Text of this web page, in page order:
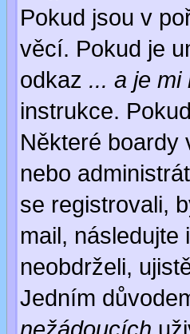
Pokud jsou v
věcí. Pokud je
odkaz ... a je mi
instrukce.
Některé boardy
nebo
se registrovali,
mail, následujte
neobdrželi,
Jedním